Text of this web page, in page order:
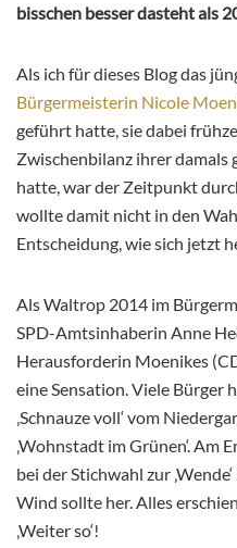
bisschen besser dasteht als
Als ich für dieses Blog das
Bürgermeisterin Nicole
geführt hatte, sie dabei
Zwischenbilanz ihrer
hatte, war der Zeitpunkt
wollte damit nicht in den
Entscheidung, wie sich jetzt
Als Waltrop 2014 im
SPD-Amtsinhaberin Anne
Herausforderin Moenikes
eine Sensation. Viele Bürger
‚Schnauze voll‘ vom
‚Wohnstadt im Grünen‘. Am
bei der Stichwahl zur
Wind sollte her. Alles
‚Weiter so‘!